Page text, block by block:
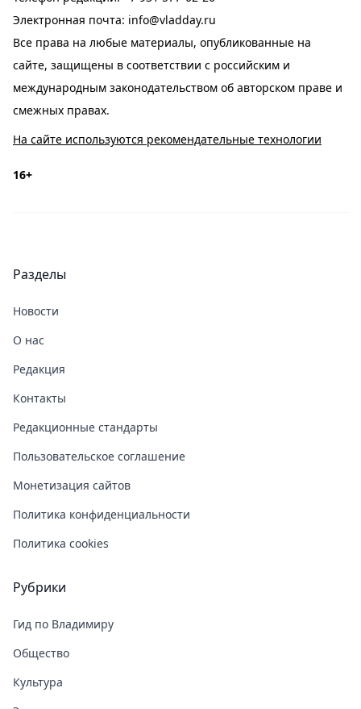
Электронная почта: info@vladday.ru
Все права на любые материалы, опубликованные на
сайте, защищены в соответствии с российским и
международным законодательством об авторском праве и
смежных правах.
На сайте используются рекомендательные технологии
16+
Разделы
Новости
О нас
Редакция
Контакты
Редакционные стандарты
Пользовательское соглашение
Монетизация сайтов
Политика конфиденциальности
Политика cookies
Рубрики
Гид по Владимиру
Общество
Культура